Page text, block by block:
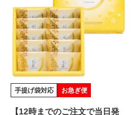
手提げ袋対応 お急ぎ便
【12時までのご注文で当日発